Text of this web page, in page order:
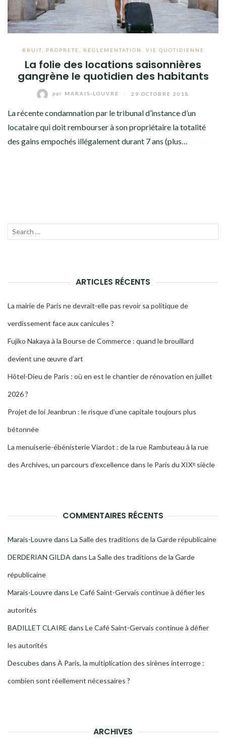
BRUIT, PROPRETÉ RÉGLEMENTATION VIE QUOTIDIENNE
La folie des locations saisonnières
gangrène le quotidien des habitants
par MARAIS-LOUVRE 29 OCTOBRE 2018
La récente condamnation par le tribunal d’instance d’un
locataire qui doit rembourser à son propriétaire la totalité
des gains empochés illégalement durant 7 ans (plus…
Recherche
ARTICLES RÉCENTS
La mairie de Paris ne devrait-elle pas revoir sa politique de
verdissement face aux canicules ?
Fujiko Nakaya à la Bourse de Commerce : quand le brouillard
devient une œuvre d’art
Hôtel-Dieu de Paris : où en est le chantier de rénovation en juillet
2026 ?
Projet de loi Jeanbrun : le risque d’une capitale toujours plus
bétonnée
La menuiserie-ébénisterie Viardot : de la rue Rambuteau à la rue
des Archives, un parcours d’excellence dans le Paris du XIXᵉ siècle
COMMENTAIRES RÉCENTS
Marais-Louvredans La Salle des traditions de la Garde républicaine
DERDERIAN GILDA dans La Salle des traditions de la Garde
républicaine
Marais-Louvredans Le Café Saint-Gervais continue à défier les
autorités
BADILLET CLAIRE dans Le Café Saint-Gervais continue à défier
les autorités
Descubes dans À Paris, la multiplication des sirènes interroge :
combien sont réellement nécessaires ?
ARCHIVES